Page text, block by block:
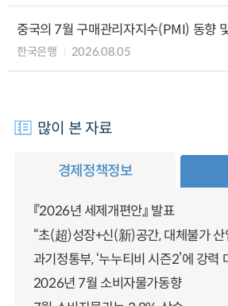
중국의 7월 구매관리자지수(PMI) 동향
한국은행 2026.08.05
많이 본 자료
경제정책정보
『2026년 세제개편안』 발표
“초(超)성장+신(新)공간, 대체불가 산
과기정통부, ‘누누티비 시즌2’에 강력
2026년 7월 소비자물가동향